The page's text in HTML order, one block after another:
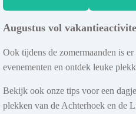
Augustus vol
Ook tijdens de zomermaanden is
evenementen en ontdek leuke
Bekijk ook onze tips voor een
plekken van de Achterhoek en de